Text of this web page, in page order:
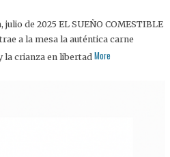
de 2025 EL SUEÑO COMESTIBLE
a la mesa la auténtica carne
la crianza en libertad More